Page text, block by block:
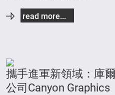
read more...
攜手進軍新領域：庫
公司Canyon Graphics